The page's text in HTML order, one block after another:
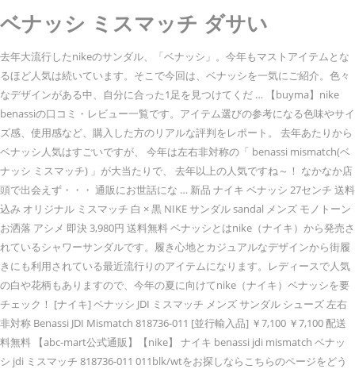
ベナッシ ミスマッチ ダサい
去年大流行したnikeのサンダル、「ベナッシ」。今年もマストアイテムとな
るほど人気は続いています。そこで今回は、ベナッシを一気にご紹介。色々
なデザインがある中、自分に合った1足を見つけてくだ … 【buyma】nike
benassiの口コミ・レビュー一覧です。アイテム選びの参考になる色味やサイ
ズ感、使用感など、購入した方のリアルな評判をレポート。 去年あたりから
ベナッシ人気はすごいですが、 今年は左右非対称の「 benassi mismatch(ベ
ナッシ ミスマッチ) 」が大当たりで、 去年以上の人気ですね～！ なかなか店
頭で出会えず・・・ 通販にお世話にな … 新品 ナイキ ベナッシ 27センチ 送料
込み オリジナル ミスマッチ 白 × 黒 NIKE サンダル sandal メンズ モノトーン
お洒落 アシメ 即決 3,980円 送料無料 ベナッシとはnike（ナイキ）から発売さ
れているシャワーサンダルです。履き心地とカジュアルなデザインから街履
きにも利用されている最近流行りのアイテムになります。レディースで人気
の白や花柄もありますので、今年の夏に向けてnike（ナイキ）ベナッシを要
チェック！ [ナイキ] ベナッシ JDI ミスマッチ メンズ サンダル シューズ 左右
非対称 Benassi JDI Mismatch 818736-011 [並行輸入品] ￥7,100 ￥7,100 配送
料無料 【abc-mart公式通販】【nike】 ナイキ benassi jdi mismatch ベナッ
シ jdi ミスマッチ 818736-011 011blk/wtをお探しならこちらのページをどう